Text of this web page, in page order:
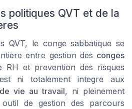
politiques QVT et de la
QVT, le conge sabbatique se
entre gestion des conges
RH et prevention des risques
ni totalement integre aux
vie au travail, ni pleinement
de gestion des parcours